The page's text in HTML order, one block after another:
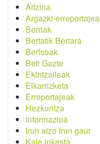
Aitzina
Argazki-erreportajea
Berriak
Bertatik Bertara
Bertsoak
Beti Gazte
Ekintzaileak
Elkarrizketa
Erreportajeak
Hezkuntza
Informazioa
Irun atzo Irun gaur